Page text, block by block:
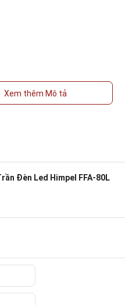
lượng khí ổn định, động cơ
Himpel.
đèn này có công suất
Xem thêm Mô tả
Đèn Led Himpel FFA-80L